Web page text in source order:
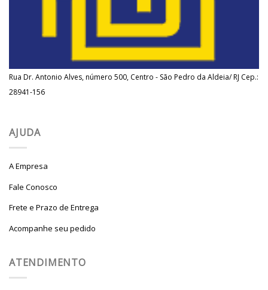
Rua Dr. Antonio Alves, número 500, Centro - São Pedro da Aldeia/ RJ Cep.:
28941-156
AJUDA
A Empresa
Fale Conosco
Frete e Prazo de Entrega
Acompanhe seu pedido
ATENDIMENTO